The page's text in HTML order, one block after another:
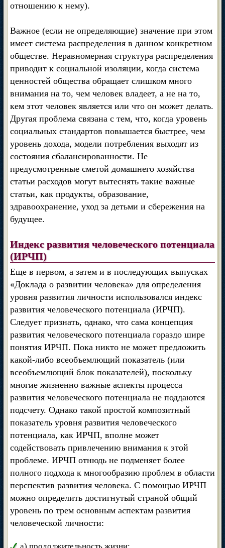
отношению к нему).
Важное (если не определяющие) значение при этом
имеет система распределения в данном конкретном
обществе. Неравномерная структура распределения
приводит к социальной изоляции, когда система
ценностей общества обращает слишком много
внимания на то, чем человек владеет, а не на то,
кем этот человек является или что он может делать.
Другая проблема связана с тем, что, когда уровень
социальных стандартов повышается быстрее, чем
уровень дохода, модели потребления выходят из
состояния сбалансированности. Не
предусмотренные сметой домашнего хозяйства
статьи расходов могут вытеснять такие важные
статьи, как продукты, образование,
здравоохранение, уход за детьми и сбережения на
будущее.
Индекс развития человеческого потенциала
(ИРЧП)
Еще в первом, а затем и в последующих выпусках
«Доклада о развитии человека» для определения
уровня развития личности использовался индекс
развития человеческого потенциала (ИРЧП).
Следует признать, однако, что сама концепция
развития человеческого потенциала гораздо шире
понятия ИРЧП. Пока никто не может предложить
какой-либо всеобъемлющий показатель (или
всеобъемлющий блок показателей), поскольку
многие жизненно важные аспекты процесса
развития человеческого потенциала не поддаются
подсчету. Однако такой простой композитный
показатель уровня развития человеческого
потенциала, как ИРЧП, вполне может
содействовать привлечению внимания к этой
проблеме. ИРЧП отнюдь не подменяет более
полного подхода к многообразию проблем в области
перспектив развития человека. С помощью ИРЧП
можно определить достигнутый страной общий
уровень по трем основным аспектам развития
человеческой личности: